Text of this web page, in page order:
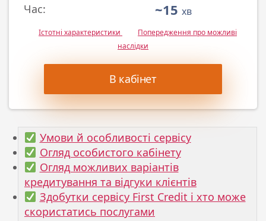
Час: ~15 хв
Істотні характеристики
Попередження про можливі
наслідки
В кабінет
Умови й особливості сервісу
Огляд особистого кабінету
Огляд можливих варіантів
кредитування та відгуки клієнтів
Здобутки сервісу First Credit і хто може
скористатись послугами